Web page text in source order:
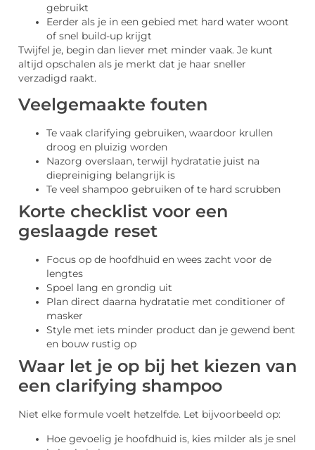
gebruikt
Eerder als je in een gebied met hard water woont
of snel build-up krijgt
Twijfel je, begin dan liever met minder vaak. Je kunt
altijd opschalen als je merkt dat je haar sneller
verzadigd raakt.
Veelgemaakte fouten
Te vaak clarifying gebruiken, waardoor krullen
droog en pluizig worden
Nazorg overslaan, terwijl hydratatie juist na
diepreiniging belangrijk is
Te veel shampoo gebruiken of te hard scrubben
Korte checklist voor een
geslaagde reset
Focus op de hoofdhuid en wees zacht voor de
lengtes
Spoel lang en grondig uit
Plan direct daarna hydratatie met conditioner of
masker
Style met iets minder product dan je gewend bent
en bouw rustig op
Waar let je op bij het kiezen van
een clarifying shampoo
Niet elke formule voelt hetzelfde. Let bijvoorbeeld op:
Hoe gevoelig je hoofdhuid is, kies milder als je snel